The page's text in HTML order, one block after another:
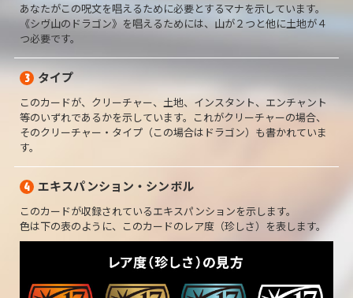
あなたがこの呪文を唱えるために必要とするマナを示しています。
《シヴ山のドラゴン》を唱えるためには、山が２つと他に土地が４
つ必要です。
3 タイプ
このカードが、クリーチャー、土地、インスタント、エンチャント
等のいずれであるかを示しています。これがクリーチャーの場合、
そのクリーチャー・タイプ（この場合はドラゴン）も書かれていま
す。
4 エキスパンション・ シンボル
このカードが収録されているエキスパンションを示します。
色は下の表のように、このカードのレア度（珍しさ）を表します。